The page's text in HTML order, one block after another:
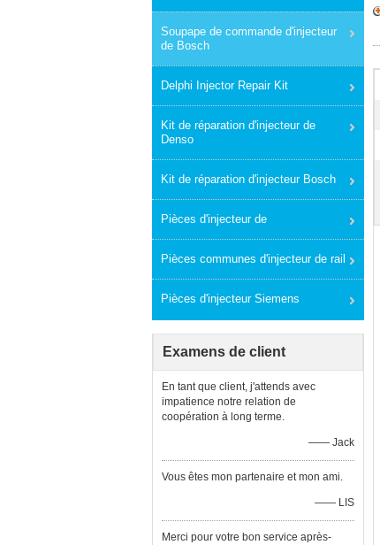
Soupape de commande d'injecteur
de Bosch
Delphi Injector Repair Kit
Kit de réparation d'injecteur de
Denso
Kit de réparation d'injecteur Bosch
Pièces d'injecteur de
Pièces communes d'injecteur de rail
Pièces d'injecteur Siemens
Examens de client
En tant que client, j'attends avec
impatience notre relation de
coopération à long terme.
—— Jack
Vous êtes mon partenaire et mon ami.
—— LIS
Merci pour votre bon service après-